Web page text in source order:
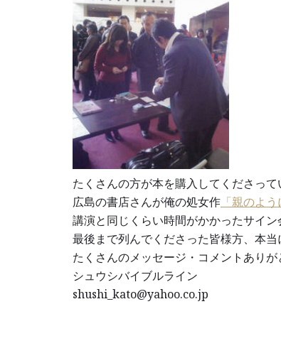
たくさんの方が本を購入してくださって
広島の書店さんが俺の処女作 「親のよ
講演と同じくらい時間がかかったサイン
最後まで列んでくださった皆様方、本
たくさんのメッセージ・コメントあり
シュウシバイブルライン
shushi_kato@yahoo.co.jp